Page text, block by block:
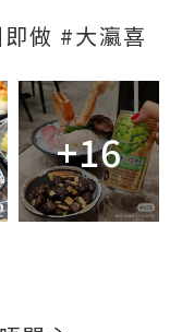
做 #大瀛喜
+16